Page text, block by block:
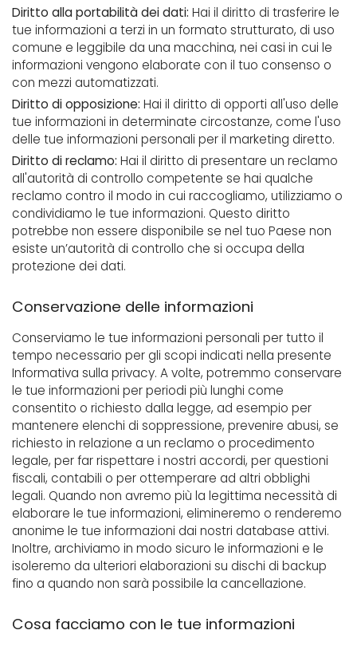
Diritto alla portabilità dei dati: Hai il diritto di trasferire le
tue informazioni a terzi in un formato strutturato, di uso
comune e leggibile da una macchina, nei casi in cui le
informazioni vengono elaborate con il tuo consenso o
con mezzi automatizzati.
Diritto di opposizione: Hai il diritto di opporti all'uso delle
tue informazioni in determinate circostanze, come l'uso
delle tue informazioni personali per il marketing diretto.
Diritto di reclamo: Hai il diritto di presentare un reclamo
all'autorità di controllo competente se hai qualche
reclamo contro il modo in cui raccogliamo, utilizziamo o
condividiamo le tue informazioni. Questo diritto
potrebbe non essere disponibile se nel tuo Paese non
esiste un’autorità di controllo che si occupa della
protezione dei dati.
Conservazione delle informazioni
Conserviamo le tue informazioni personali per tutto il
tempo necessario per gli scopi indicati nella presente
Informativa sulla privacy. A volte, potremmo conservare
le tue informazioni per periodi più lunghi come
consentito o richiesto dalla legge, ad esempio per
mantenere elenchi di soppressione, prevenire abusi, se
richiesto in relazione a un reclamo o procedimento
legale, per far rispettare i nostri accordi, per questioni
fiscali, contabili o per ottemperare ad altri obblighi
legali. Quando non avremo più la legittima necessità di
elaborare le tue informazioni, elimineremo o renderemo
anonime le tue informazioni dai nostri database attivi.
Inoltre, archiviamo in modo sicuro le informazioni e le
isoleremo da ulteriori elaborazioni su dischi di backup
fino a quando non sarà possibile la cancellazione.
Cosa facciamo con le tue informazioni